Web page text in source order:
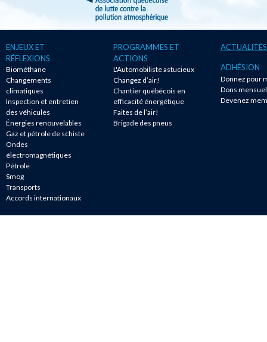
ENJEUX ET
RÉFLEXIONS
Biométhane
Changements
climatiques
Inspection et entretien
des véhicules
Énergies renouvelables
Gaz et pétrole de schiste
Ondes
électromagnétiques
Pétrole
Smog
Transports
Accords internationaux
PROGRAMMES ET
ACTIONS
L'Automobiliste astucieux
Changez d’air!
Chantier québécois en
efficacité énergétique
Faites de l’air!
Brigade des pneus
ACTUALITÉS
ADHÉSION
Donnez pour
Dons
Devenez